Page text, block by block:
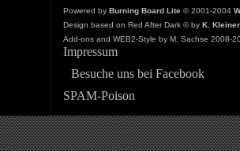
Powered by Burning Board Lite© 2001-2004
Design based on Red After Dark © by K.
Add-ons and WEB2-Style by M. Sachse 2008-
Impressum
Besuche uns bei Facebook
SPAM-Poison